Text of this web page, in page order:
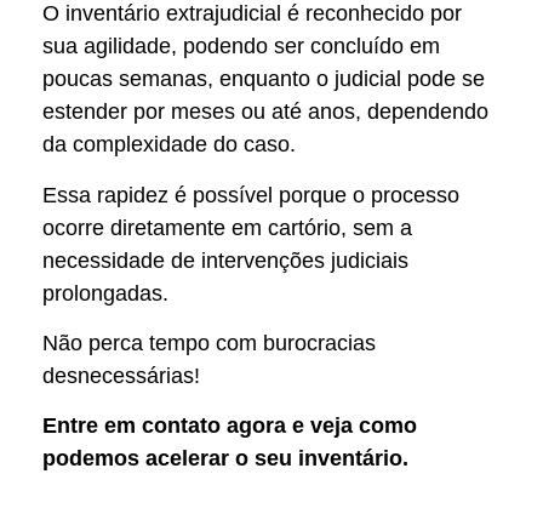
O inventário extrajudicial é reconhecido por
sua agilidade, podendo ser concluído em
poucas semanas, enquanto o judicial pode se
estender por meses ou até anos, dependendo
da complexidade do caso.
Essa rapidez é possível porque o processo
ocorre diretamente em cartório, sem a
necessidade de intervenções judiciais
prolongadas.
Não perca tempo com burocracias
desnecessárias!
Entre em contato agora e veja como
podemos acelerar o seu inventário.